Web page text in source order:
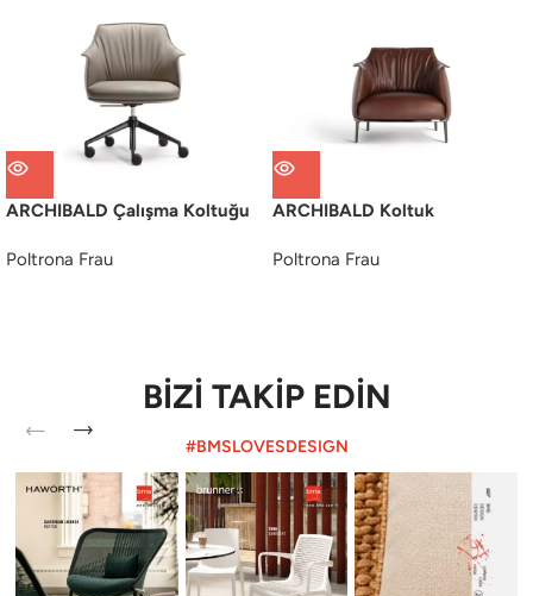
ARCHIBALD Çalışma Koltuğu
Poltrona Frau
ARCHIBALD Koltuk
Poltrona Frau
BİZİ TAKİP EDİN
#BMSLOVESDESIGN